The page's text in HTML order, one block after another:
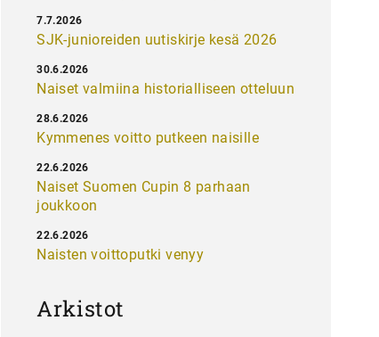
SJK-junioreiden uutiskirje kesä 2026
7.7.2026
Naiset valmiina historialliseen otteluun
30.6.2026
Kymmenes voitto putkeen naisille
28.6.2026
Naiset Suomen Cupin 8 parhaan
joukkoon
22.6.2026
Naisten voittoputki venyy
22.6.2026
Arkistot